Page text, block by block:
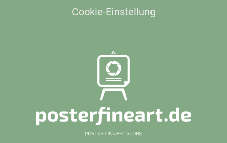
Cookie-Einstellung